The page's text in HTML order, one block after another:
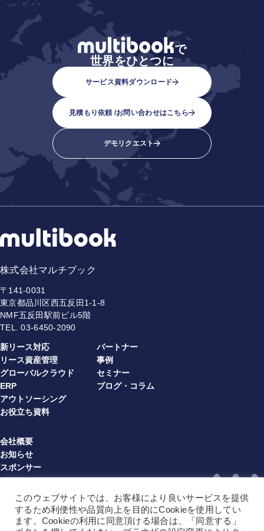
で
世界をひとつに
サービス資料ダウンロード
見積もり依頼 /お問い合わせはこちら
デモリクエスト
株式会社マルチブック
〒141-0031
東京都品川区西五反田1-1-8
NMF五反田駅前ビル5階
TEL.03-6450-2090
新リース対応
リース資産管理
グローバルクラウド
ERP
アウトソーシング
お役立ち資料
パートナー
事例
セミナー
ブログ・コラム
会社概要
お知らせ
スポンサー
情報セキュリティ方針
利用規約（multibook）（JA）
利用規約（multibook）（EN）
このウェブサイトでは、お客様により良いサービスを提供
するため利便性や品質向上を目的にCookieを使用してい
ます。Cookieの利用に同意頂ける場合は、「同意する」